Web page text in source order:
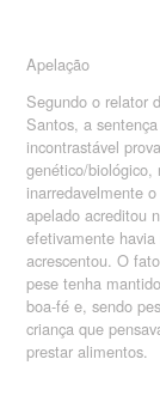
Apelação
Segundo o relator
Santos, a
incontrastável
genético/biológico,
inarredavelmente
apelado acreditou
efetivamente
acrescentou. O
pese tenha
boa-fé e, sendo
criança que
prestar alimentos.